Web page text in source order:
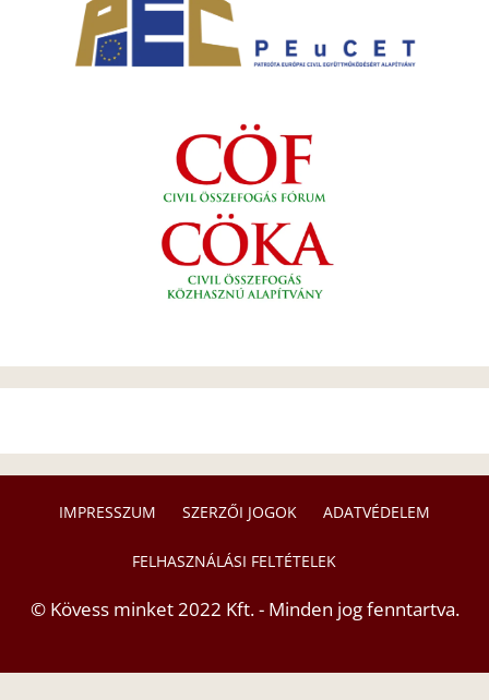
IMPRESSZUM SZERZŐI JOGOK ADATVÉDELEM
FELHASZNÁLÁSI FELTÉTELEK
© Kövess minket 2022 Kft. - Minden jog fenntartva.